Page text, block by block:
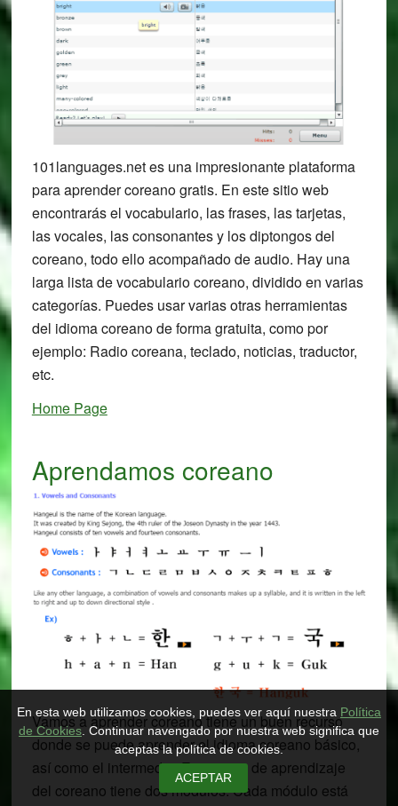
101languages.net es una impresionante plataforma
para aprender coreano gratis. En este sitio web
encontrarás el vocabulario, las frases, las tarjetas,
las vocales, las consonantes y los diptongos del
coreano, todo ello acompañado de audio. Hay una
larga lista de vocabulario coreano, dividido en varias
categorías. Puedes usar varias otras herramientas
del idioma coreano de forma gratuita, como por
ejemplo: Radio coreana, teclado, noticias, traductor,
etc.
Home Page
Aprendamos coreano
Vamos a aprender coreano tiene un buen recurso
donde se puede aprender el idioma coreano básico,
así como el intermedio. Este curso de aprendizaje
del coreano tiene dos módulos. Cada módulo está
En esta web utilizamos cookies, puedes ver aquí nuestra Política
de Cookies. Continuar navengado por nuestra web significa que
aceptas la política de cookies.
ACEPTAR